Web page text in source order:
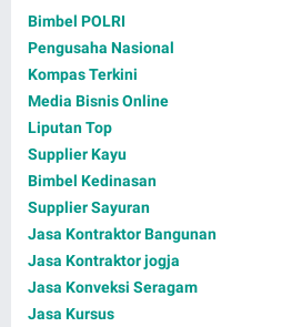
Bimbel POLRI
Pengusaha Nasional
Kompas Terkini
Media Bisnis Online
Liputan Top
Supplier Kayu
Bimbel Kedinasan
Supplier Sayuran
Jasa Kontraktor Bangunan
Jasa Kontraktor jogja
Jasa Konveksi Seragam
Jasa Kursus